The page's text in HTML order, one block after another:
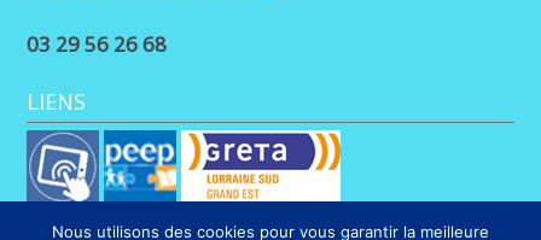
03 29 56 26 68
LIENS
Nous utilisons des cookies pour vous garantir la meilleure